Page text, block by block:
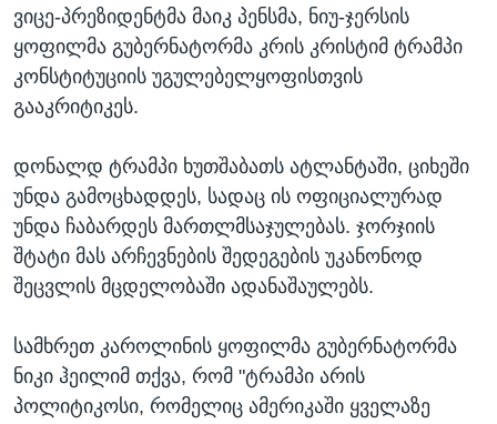
ვიცე-პრეზიდენტმა მაიკ პენსმა, ნიუ-ჯერსის
ყოფილმა გუბერნატორმა კრის კრისტიმ ტრამპი
კონსტიტუციის უგულებელყოფისთვის
გააკრიტიკეს.
დონალდ ტრამპი ხუთშაბათს ატლანტაში, ციხეში
უნდა გამოცხადდეს, სადაც ის ოფიციალურად
უნდა ჩაბარდეს მართლმსაჯულებას. ჯორჯიის
შტატი მას არჩევნების შედეგების უკანონოდ
შეცვლის მცდელობაში ადანაშაულებს.
სამხრეთ კაროლინის ყოფილმა გუბერნატორმა
ნიკი ჰეილიმ თქვა, რომ "ტრამპი არის
პოლიტიკოსი, რომელიც ამერიკაში ყველაზე